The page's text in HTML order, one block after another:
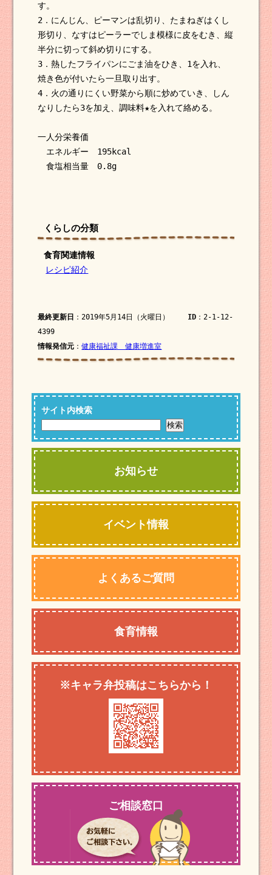
す。
2．にんじん、ピーマンは乱切り、たまねぎはくし
形切り、なすはピーラーでしま模様に皮をむき、縦
半分に切って斜め切りにする。
3．熱したフライパンにごま油をひき、1を入れ、
焼き色が付いたら一旦取り出す。
4．火の通りにくい野菜から順に炒めていき、しん
なりしたら3を加え、調味料★を入れて絡める。
一人分栄養価
エネルギー 195kcal
食塩相当量 0.8g
くらしの分類
食育関連情報
レシピ紹介
最終更新日 ：2019年5月14日（火曜日） ID ：2-1-12-
4399
情報発信元 ：健康福祉課 健康増進室
サイト内検索
お知らせ
イベント情報
よくあるご質問
食育情報
※キャラ弁投稿はこちらから！
ご相談窓口